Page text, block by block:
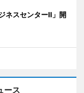
ネスセンターII」開
ース